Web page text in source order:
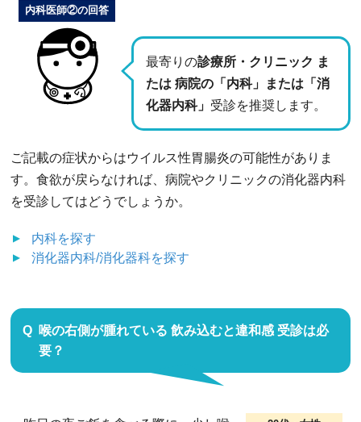
最寄りの診療所・クリニック ま
たは 病院の「内科」または「消
化器内科」 受診を推奨します。
内科医師②の回答
ご記載の症状からはウイルス性胃腸炎の可能性がありま
す。食欲が戻らなければ、病院やクリニックの消化器内科
を受診してはどうでしょうか。
内科を探す
消化器内科/消化器科を探す
喉の右側が腫れている 飲み込むと違和感 受診は必
要？